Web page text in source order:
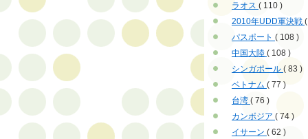
ラオス ( 110 )
2010年UDD軍決戦
パスポート ( 108 )
中国大陸 ( 108 )
シンガポール ( 83 )
ベトナム ( 77 )
台湾 ( 76 )
カンボジア ( 74 )
イサーン ( 62 )